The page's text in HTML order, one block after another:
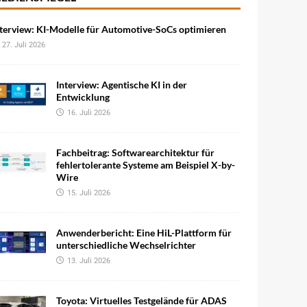
KI-Modelle für Automotive-SoCs optimieren
27. Juli 2026
Interview: Agentische KI in der
Entwicklung
16. Juli 2026
Fachbeitrag: Softwarearchitektur für
fehlertolerante Systeme am Beispiel X-by-
Wire
15. Juli 2026
Anwenderbericht: Eine HiL-Plattform für
unterschiedliche Wechselrichter
13. Juli 2026
Toyota: Virtuelles Testgelände für ADAS